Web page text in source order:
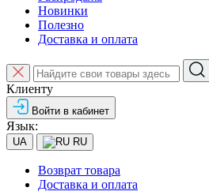
Новинки
Полезно
Доставка и оплата
Клиенту
Войти в кабинет
Язык:
UA RU
Возврат товара
Доставка и оплата